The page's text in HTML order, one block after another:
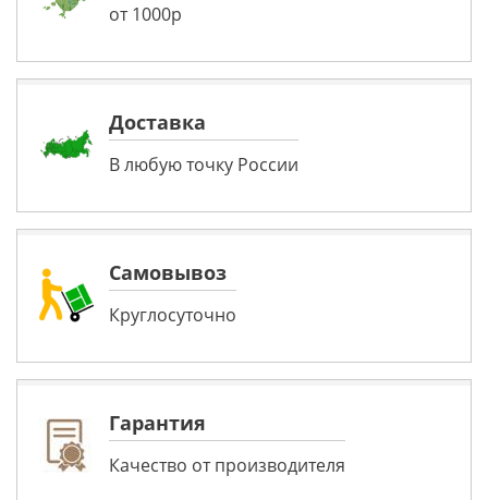
от 1000р
Доставка
В любую точку России
Самовывоз
Круглосуточно
Гарантия
Качество от производителя